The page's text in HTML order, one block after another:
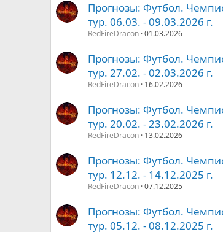
Прогнозы: Футбол.
тур. 06.03. - 09.03.2026 г.
RedFireDracon 01.03.2026
Прогнозы: Футбол.
тур. 27.02. - 02.03.2026 г.
RedFireDracon 16.02.2026
Прогнозы: Футбол.
тур. 20.02. - 23.02.2026 г.
RedFireDracon 13.02.2026
Прогнозы: Футбол.
тур. 12.12. - 14.12.2025 г.
RedFireDracon 07.12.2025
Прогнозы: Футбол.
тур. 05.12. - 08.12.2025 г.